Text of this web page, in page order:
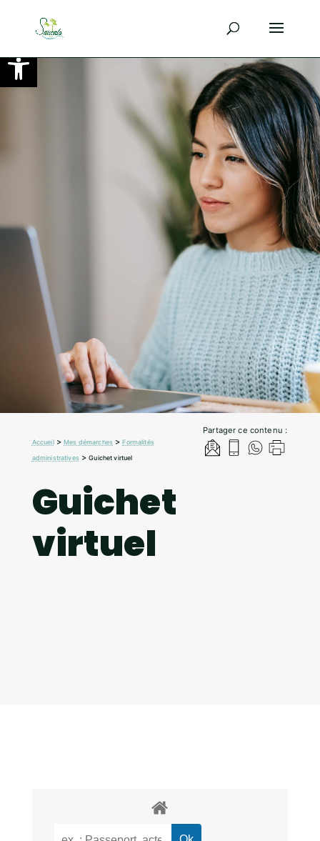
Ouvrir la barre d’outils
Partager ce contenu :
Accueil>Mes démarches >Formalités
administratives>Guichet virtuel
Guichet
virtuel